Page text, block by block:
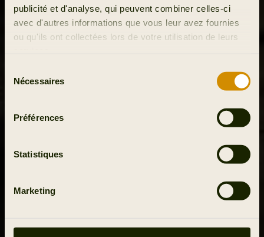
publicité et d'analyse, qui peuvent combiner celles-ci
avec d'autres informations que vous leur avez fournies
ou qu'ils ont collectées lors de votre utilisation de leurs
Nécessaires
Préférences
Statistiques
Marketing